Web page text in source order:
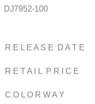
DJ7952-100
R E L E A S E D A T E
R E T A I L P R I C E
C O L O R W A Y